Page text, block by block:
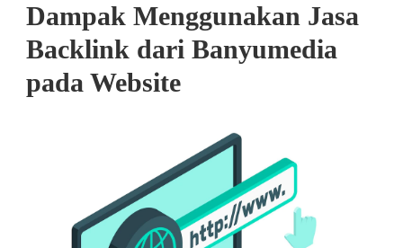
Dampak Menggunakan Jasa
Backlink dari Banyumedia
pada Website